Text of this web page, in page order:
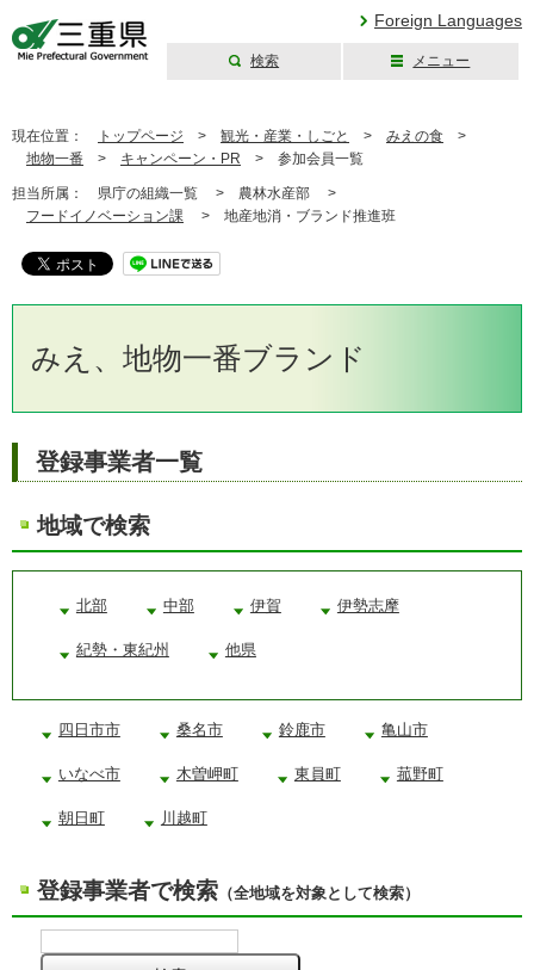
Foreign Languages
検索 メニュー
現在位置： トップページ > 観光・産業・しごと > みえの食 >
地物一番 > キャンペーン・PR > 参加会員一覧
担当所属： 県庁の組織一覧 > 農林水産部 >
フードイノベーション課 > 地産地消・ブランド推進班
みえ、地物一番ブランド
登録事業者一覧
地域で検索
北部 中部 伊賀 伊勢志摩
紀勢・東紀州 他県
四日市市 桑名市 鈴鹿市 亀山市
いなべ市 木曽岬町 東員町 菰野町
朝日町 川越町
登録事業者で検索 （全地域を対象として検索）